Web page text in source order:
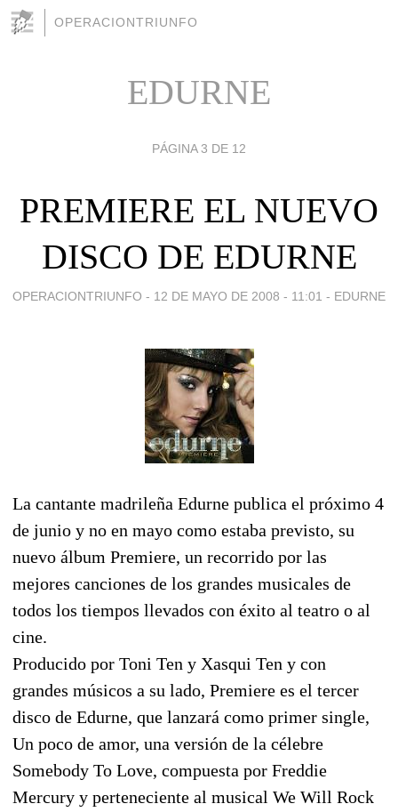
OPERACIONTRIUNFO
EDURNE
PÁGINA 3 DE 12
PREMIERE EL NUEVO
DISCO DE EDURNE
OPERACIONTRIUNFO - 12 DE MAYO DE 2008 - 11:01 - EDURNE
La cantante madrileña Edurne publica el próximo 4
de junio y no en mayo como estaba previsto, su
nuevo álbum Premiere, un recorrido por las
mejores canciones de los grandes musicales de
todos los tiempos llevados con éxito al teatro o al
cine.
Producido por Toni Ten y Xasqui Ten y con
grandes músicos a su lado, Premiere es el tercer
disco de Edurne, que lanzará como primer single,
Un poco de amor, una versión de la célebre
Somebody To Love, compuesta por Freddie
Mercury y perteneciente al musical We Will Rock